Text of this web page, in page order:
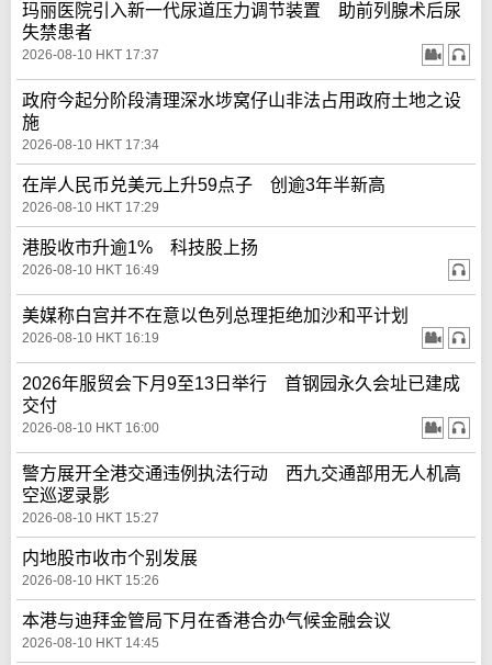
玛丽医院引入新一代尿道压力调节装置 助前列腺术后尿
失禁患者
2026-08-10 HKT 17:37
政府今起分阶段清理深水埗窝仔山非法占用政府土地之设
施
2026-08-10 HKT 17:34
在岸人民币兑美元上升59点子 创逾3年半新高
2026-08-10 HKT 17:29
港股收市升逾1% 科技股上扬
2026-08-10 HKT 16:49
美媒称白宫并不在意以色列总理拒绝加沙和平计划
2026-08-10 HKT 16:19
2026年服贸会下月9至13日举行 首钢园永久会址已建成
交付
2026-08-10 HKT 16:00
警方展开全港交通违例执法行动 西九交通部用无人机高
空巡逻录影
2026-08-10 HKT 15:27
内地股市收市个别发展
2026-08-10 HKT 15:26
本港与迪拜金管局下月在香港合办气候金融会议
2026-08-10 HKT 14:45